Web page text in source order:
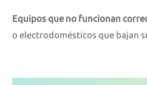
Equipos que no funcionan
o electrodomésticos que bajan